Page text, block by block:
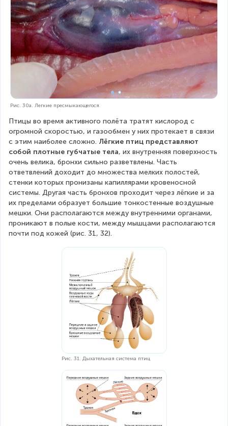
Рис. 30а. Легкие пресмыкающегося
Птицы во время активного полёта тратят кислород с
огромной скоростью, и газообмен у них протекает в связи
с этим наиболее сложно. Лёгкие птиц представляют
собой плотные губчатые тела, их внутренняя поверхность
очень велика, бронхи сильно разветвлены. Часть
ответвлений доходит до множества мелких полостей,
стенки которых пронизаны капиллярами кровеносной
системы. Другая часть бронхов проходит через лёгкие и за
их пределами образует большие тонкостенные воздушные
мешки. Они располагаются между внутренними органами,
проникают в полые кости, между мышцами располагаются
почти под кожей (рис. 31, 32).
Рис. 31. Дыхательная система птиц